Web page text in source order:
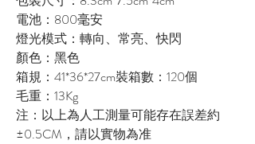
電池：800毫安
燈光模式：轉向、常亮、快閃
顏色：黑色
箱規：41*36*27cm裝箱數：120個
毛重：13Kg
注：以上為人工測量可能存在誤差約
±0.5CM，請以實物為准